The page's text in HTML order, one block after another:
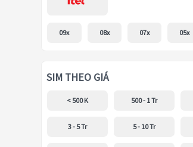
09x 08x 07x 05x
SIM THEO GIÁ
< 500 K 500 - 1 Tr
3 - 5 Tr 5 - 10 Tr